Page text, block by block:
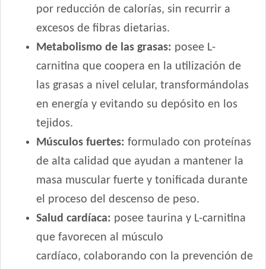
por reducción de calorías, sin recurrir a
excesos de fibras dietarias.
Metabolismo de las grasas: posee L-
carnitina que coopera en la utilización de
las grasas a nivel celular, transformándolas
en energía y evitando su depósito en los
tejidos.
Músculos fuertes: formulado con proteínas
de alta calidad que ayudan a mantener la
masa muscular fuerte y tonificada durante
el proceso del descenso de peso.
Salud cardíaca: posee taurina y L-carnitina
que favorecen al músculo
cardíaco, colaborando con la prevención de